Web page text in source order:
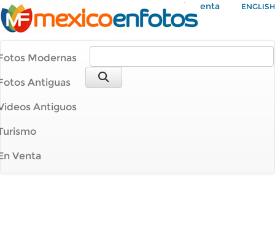
Mi Cuenta ENGLISH
Modernas
Antiguas
Antiguos
Venta